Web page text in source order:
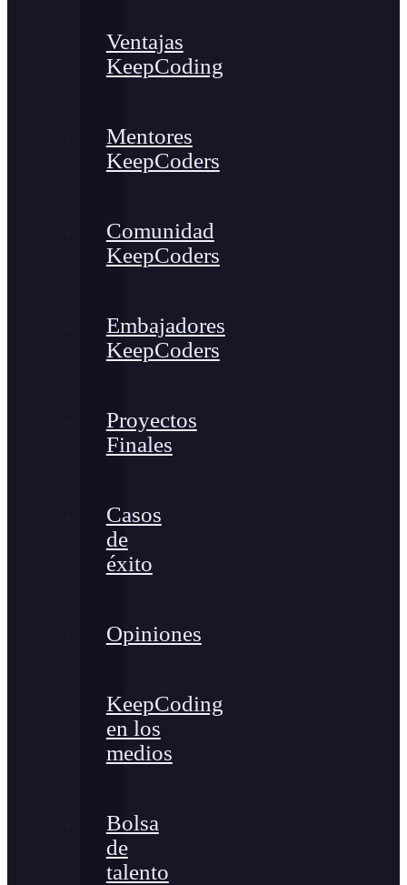
Ventajas
KeepCoding
Mentores
KeepCoders
Comunidad
KeepCoders
Embajadores
KeepCoders
Proyectos
Finales
Casos
de
éxito
Opiniones
KeepCoding
en los
medios
Bolsa
de
talento